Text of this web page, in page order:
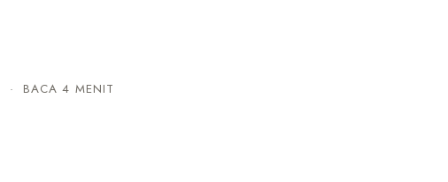
· BACA 4 MENIT